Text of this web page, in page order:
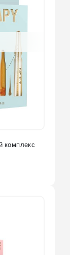
комплекс